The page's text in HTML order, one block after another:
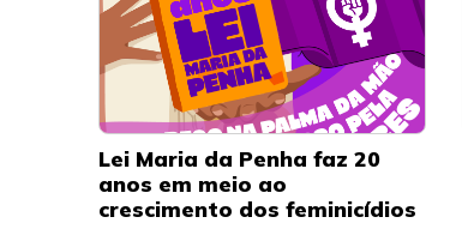
Lei Maria da Penha faz 20
anos em meio ao
crescimento dos feminicídios